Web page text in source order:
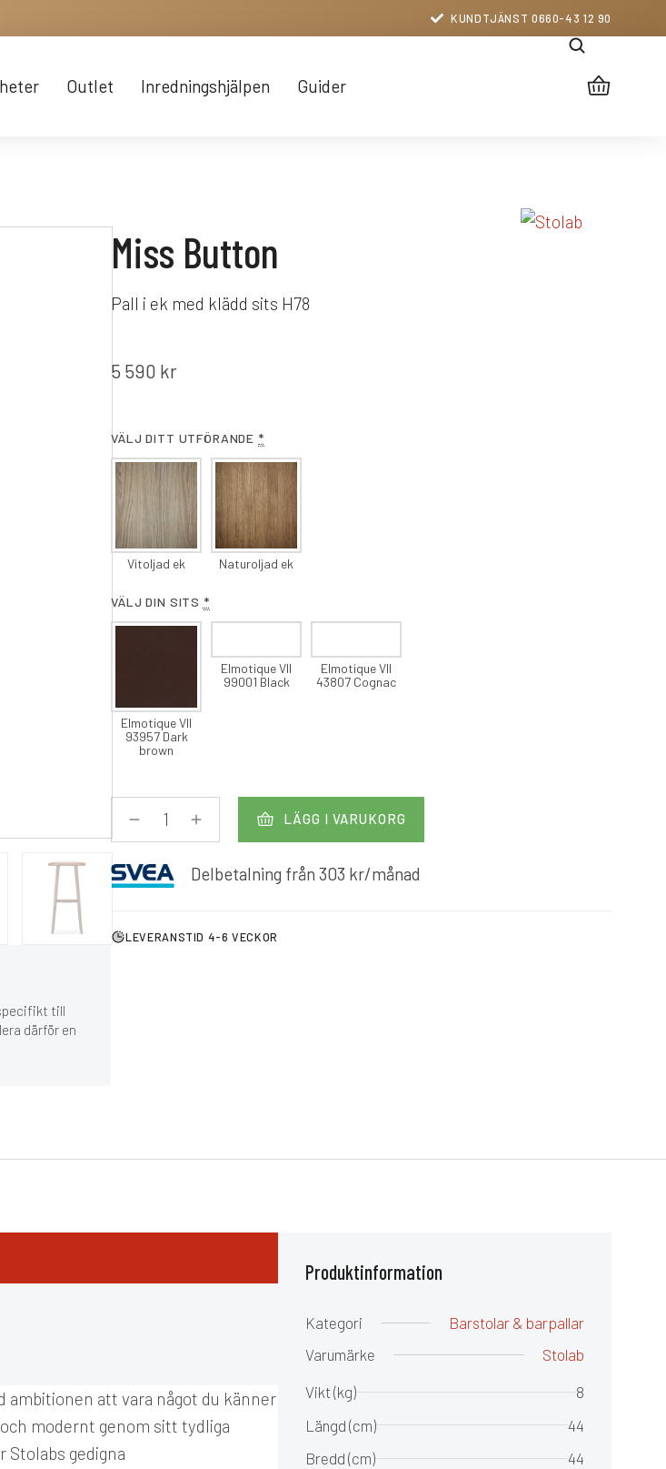
KUNDTJÄNST 0660-43 12 90
Outlet Inredningshjälpen Guider
till
därför en
Miss Button
Pall i ek med klädd sits H78
5 590 kr
VÄLJ DITT UTFÖRANDE *
Vitoljad ek Naturoljad ek
VÄLJ DIN SITS *
Elmotique VII
93957 Dark
brown
Elmotique VII
99001 Black
Elmotique VII
43807 Cognac
LÄGG I VARUKORG
Delbetalning från303 kr/månad
LEVERANSTID 4-6 VECKOR
ambitionen att vara något du känner
modernt genom sitt tydliga
Stolabs gedigna
Produktinformation
Kategori
Barstolar & barpallar
Varumärke
Stolab
Vikt (kg)
8
Längd (cm)
44
Bredd (cm)
44